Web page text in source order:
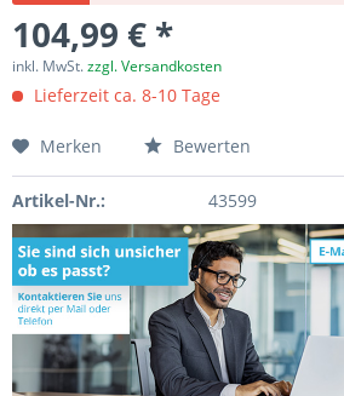
104,99 € *
inkl. MwSt.zzgl. Versandkosten
Lieferzeit ca. 8-10 Tage
Merken Bewerten
Artikel-Nr.: 43599